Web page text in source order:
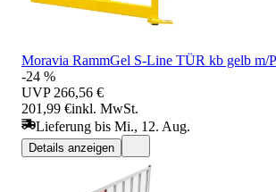
Moravia RammGel S-Line TÜR kb gelb m/
-24 %
UVP 266,56 €
201,99 €inkl. MwSt.
Lieferung bis Mi., 12. Aug.
Details anzeigen